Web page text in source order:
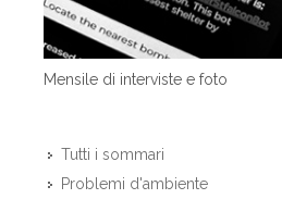
Mensile di interviste e foto
Tutti i sommari
Problemi d'ambiente